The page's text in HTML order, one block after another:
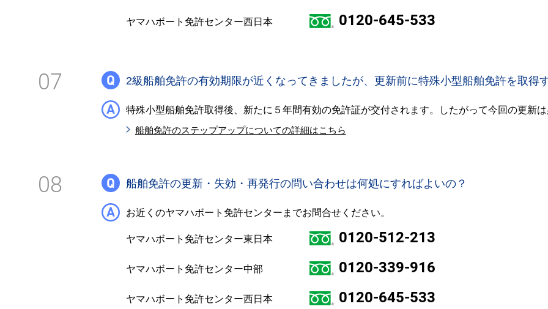
ヤマハボート免許センター西日本 0120-645-533
07 2級船舶免許の有効期限が近くなってきましたが、更新前に特殊小型船舶免許を取得
特殊小型船舶免許取得後、新たに５年間有効の免許証が交付されます。したがって今回の更新は
船舶免許のステップアップについての詳細はこちら
08 船舶免許の更新・失効・再発行の問い合わせは何処にすればよいの？
お近くのヤマハボート免許センターまでお問合せください。
ヤマハボート免許センター東日本 0120-512-213
ヤマハボート免許センター中部 0120-339-916
ヤマハボート免許センター西日本 0120-645-533